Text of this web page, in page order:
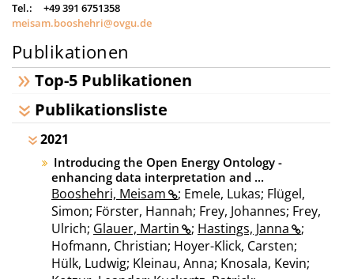
Tel.:
+49 391 6751358
meisam.booshehri@ovgu.de
Publikationen
Top-5 Publikationen
Publikationsliste
2021
Introducing the Open Energy Ontology -
enhancing data interpretation and ...
Booshehri, Meisam
; Emele, Lukas; Flügel,
Simon; Förster, Hannah; Frey, Johannes; Frey,
Ulrich; Glauer, Martin ; Hastings, Janna
;
Hofmann, Christian; Hoyer-Klick, Carsten;
Hülk, Ludwig; Kleinau, Anna; Knosala, Kevin;